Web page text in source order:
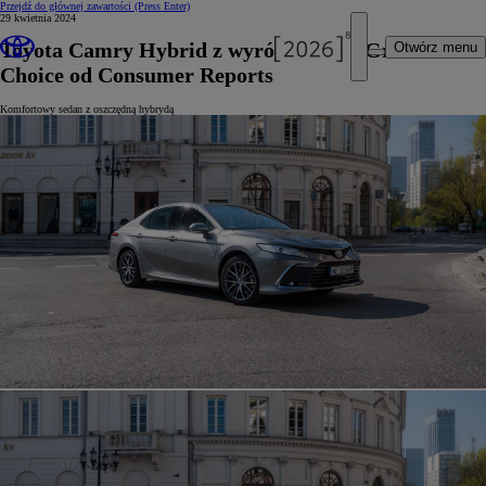
Przejdź do głównej zawartości (Press Enter)
Otwórz menu
29 kwietnia 2024
Toyota Camry Hybrid z wyróżnieniem Green
Choice od Consumer Reports
Komfortowy sedan z oszczędną hybrydą